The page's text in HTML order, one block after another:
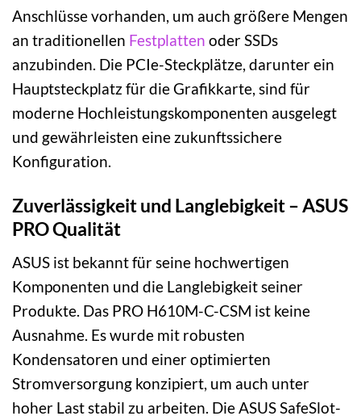
Anschlüsse vorhanden, um auch größere Mengen
an traditionellen Festplatten oder SSDs
anzubinden. Die PCIe-Steckplätze, darunter ein
Hauptsteckplatz für die Grafikkarte, sind für
moderne Hochleistungskomponenten ausgelegt
und gewährleisten eine zukunftssichere
Konfiguration.
Zuverlässigkeit und Langlebigkeit – ASUS
PRO Qualität
ASUS ist bekannt für seine hochwertigen
Komponenten und die Langlebigkeit seiner
Produkte. Das PRO H610M-C-CSM ist keine
Ausnahme. Es wurde mit robusten
Kondensatoren und einer optimierten
Stromversorgung konzipiert, um auch unter
hoher Last stabil zu arbeiten. Die ASUS SafeSlot-